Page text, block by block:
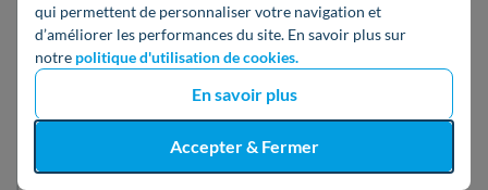
qui permettent de personnaliser votre navigation et
d’améliorer les performances du site. En savoir plus sur
notre politique d'utilisation de cookies.
En savoir plus
Accepter & Fermer
"Heures
Eco
Électricité 100
% verte
⚠️Seulement
avec le
compteur
Linky
15,86 €